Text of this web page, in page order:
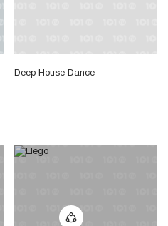
Deep House Dance